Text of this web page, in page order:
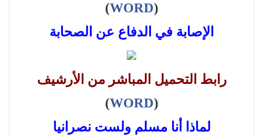
(
WORD
)
الإصابة في الدفاع عن الصحابة
رابط التحميل المباشر من الأرشيف
(
WORD
)
لماذا أنا مسلم ولست نصرانيا